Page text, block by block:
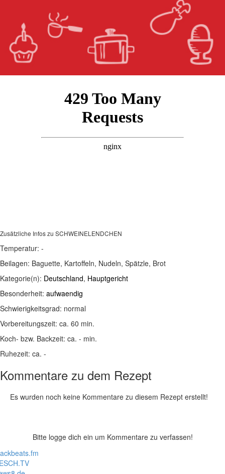
Zusätzliche Infos zu SCHWEINELENDCHEN
Temperatur: -
Beilagen: Baguette, Kartoffeln, Nudeln, Spätzle, Brot
Kategorie(n): Deutschland, Hauptgericht
Besonderheit: aufwaendig
Schwierigkeitsgrad: normal
Vorbereitungszeit: ca. 60 min.
Koch- bzw. Backzeit: ca. - min.
Ruhezeit: ca. -
Kommentare zu dem Rezept
Es wurden noch keine Kommentare zu diesem Rezept erstellt!
Bitte logge dich ein um Kommentare zu verfassen!